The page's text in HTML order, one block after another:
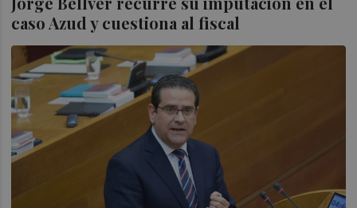
caso Azud y cuestiona al fiscal